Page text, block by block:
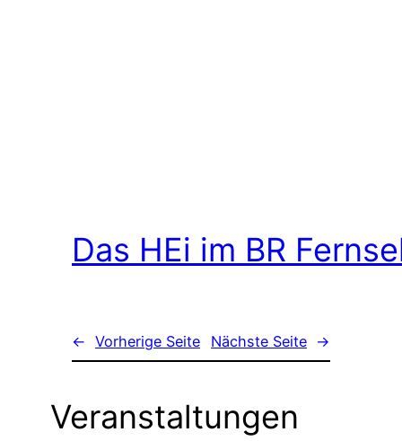
Das HEi im BR
← Vorherige Seite Nächste Seite →
Veranstaltungen